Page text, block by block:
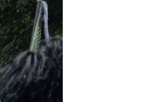
Пространственные
Гражданская оборона в
чрезвычайных